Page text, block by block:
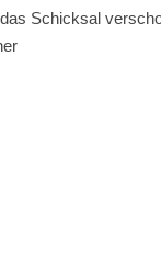
Schicksal